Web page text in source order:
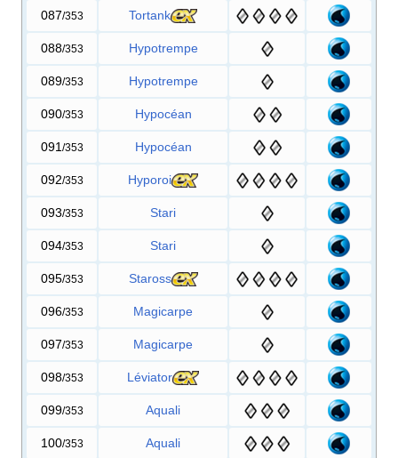
087/353 Tortank
088/353 Hypotrempe
089/353 Hypotrempe
090/353 Hypocéan
091 /353 Hypocéan
092/353 Hyporoi
093/353 Stari
094/353 Stari
095/353 Staross
096/353 Magicarpe
097/353 Magicarpe
098/353 Léviator
099/353 Aquali
100/353 Aquali